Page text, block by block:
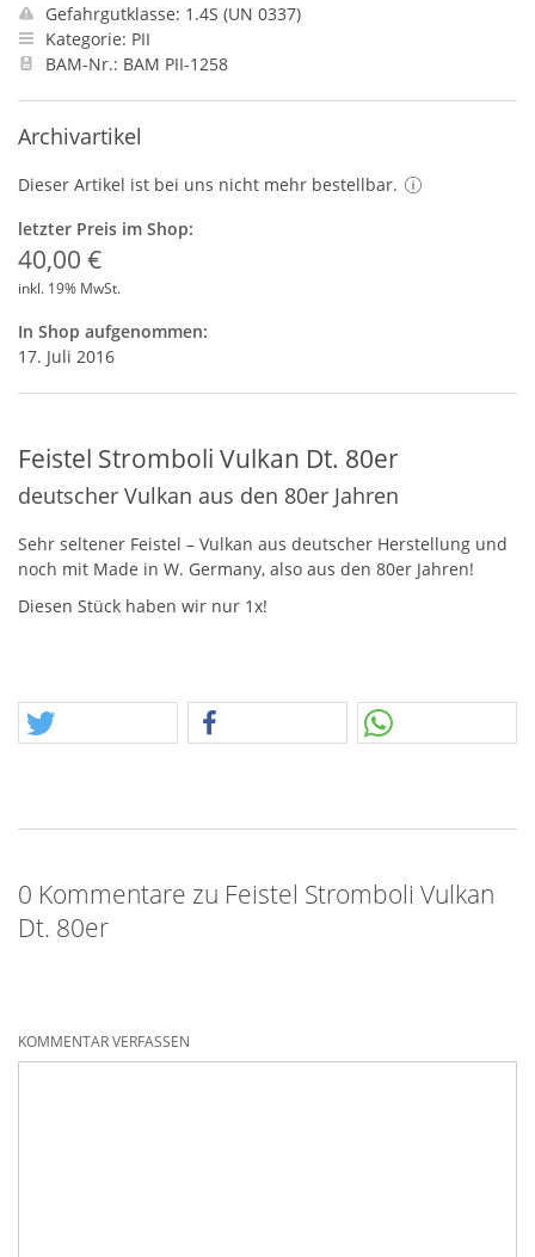
Gefahrgutklasse: 1.4S (UN 0337)
Kategorie: PII
BAM-Nr.: BAM PII-1258
Archivartikel
Dieser Artikel ist bei uns nicht mehr bestellbar.
letzter Preis im Shop:
40,00 €
inkl. 19% MwSt.
In Shop aufgenommen:
17. Juli 2016
Feistel Stromboli Vulkan Dt. 80er
deutscher Vulkan aus den 80er Jahren
Sehr seltener Feistel – Vulkan aus deutscher Herstellung und
noch mit Made in W. Germany, also aus den 80er Jahren!
Diesen Stück haben wir nur 1x!
0 Kommentare zu Feistel Stromboli Vulkan
Dt. 80er
KOMMENTAR VERFASSEN